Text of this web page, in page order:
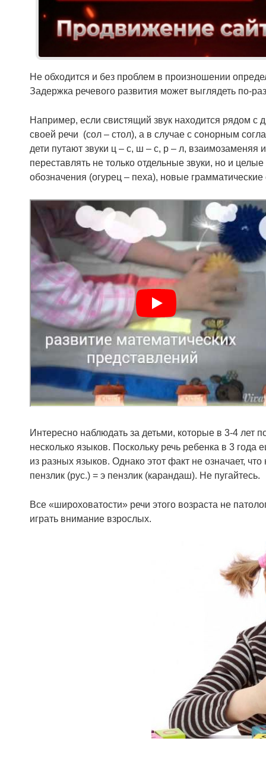
Не обходится и без проблем в произношении
Задержка речевого развития может выглядеть по-
Например, если свистящий звук находится рядом с
своей речи (сол – стол), а в случае с сонорным
дети путают звуки ц – с, ш – с, р – л,
переставлять не только отдельные звуки, но и
обозначения (огурец – пеха), новые
Интересно наблюдать за детьми, которые в 3-4 лет
несколько языков. Поскольку речь ребенка в 3
из разных языков. Однако этот факт не означает,
пензлик (рус.) = э пензлик (карандаш). Не пугайтесь.
Все «широховатости» речи этого возраста не
играть внимание взрослых.